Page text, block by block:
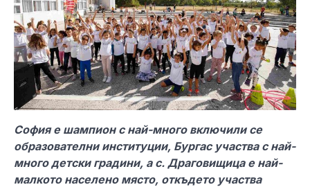
София е шампион с най-много включили се
образователни институции, Бургас участва с най-
много детски градини, а с. Драговищица е най-
малкото населено място, откъдето участва